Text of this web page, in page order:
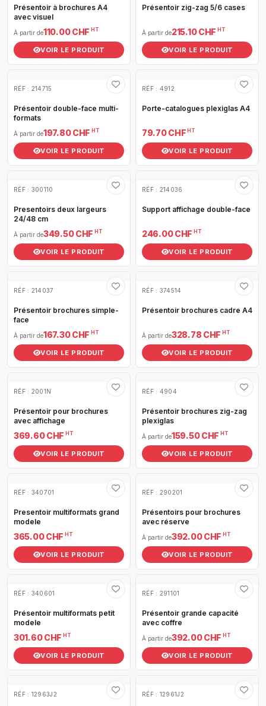
Présentoir à brochures A4
avec visuel
À partir de110.00 CHF HT
VOIR LE PRODUIT
Présentoir zig-zag 5/6 cases
À partir de215.10 CHF HT
VOIR LE PRODUIT
RÉF : 214715
Présentoir double-face multi-
formats
À partir de197.80 CHF HT
VOIR LE PRODUIT
RÉF : 4912
Porte-catalogues plexiglas A4
79.70 CHF HT
VOIR LE PRODUIT
RÉF : 300110
Presentoirs deux largeurs
24/48 cm
À partir de349.50 CHF HT
VOIR LE PRODUIT
RÉF : 214036
Support affichage double-face
246.00 CHF HT
VOIR LE PRODUIT
RÉF : 214037
Présentoir brochures simple-
face
À partir de167.30 CHF HT
VOIR LE PRODUIT
RÉF : 374514
Présentoir brochures cadre A4
À partir de328.78 CHF HT
VOIR LE PRODUIT
RÉF : 2001N
Présentoir pour brochures
avec affichage
369.60 CHF HT
VOIR LE PRODUIT
RÉF : 4904
Présentoir brochures zig-zag
plexiglas
À partir de159.50 CHF HT
VOIR LE PRODUIT
RÉF : 340701
Presentoir multiformats grand
modele
365.00 CHF HT
VOIR LE PRODUIT
RÉF : 290201
Présentoirs pour brochures
avec réserve
À partir de392.00 CHF HT
VOIR LE PRODUIT
RÉF : 340601
Présentoir multiformats petit
modele
301.60 CHF HT
VOIR LE PRODUIT
RÉF : 291101
Présentoir grande capacité
avec coffre
À partir de392.00 CHF HT
VOIR LE PRODUIT
RÉF : 12963J2 RÉF : 12961J2